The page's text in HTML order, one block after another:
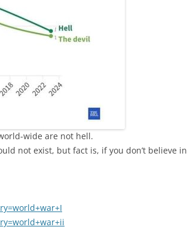
wide are not hell.
not exist, but fact is, if you don’t believe in